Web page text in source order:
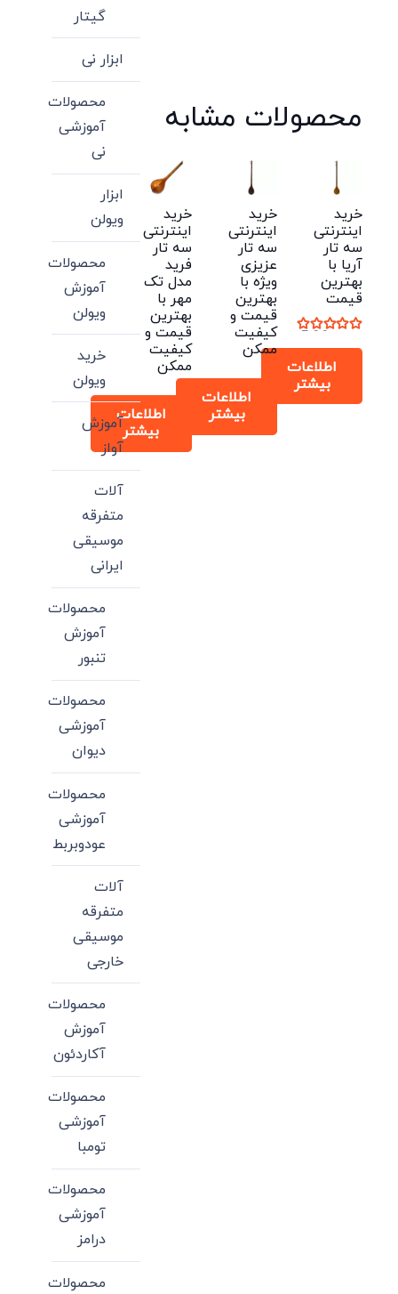
محصولات مشابه
خرید
اینترنتی
سه تار
آریا با
بهترین
قیمت
5.00
اطلاعات
بیشتر
خرید
اینترنتی
سه تار
عزیزی
ویژه با
بهترین
قیمت و
کیفیت
ممکن
اطلاعات
بیشتر
خرید
اینترنتی
سه تار
فرید
مدل تک
مهر با
بهترین
قیمت و
کیفیت
ممکن
اطلاعات
بیشتر
گیتار
ابزار نی
محصولات
آموزشی
نی
ابزار
ویولن
محصولات
آموزش
ویولن
خرید
ویولن
آموزش
آواز
آلات
متفرقه
موسیقی
ایرانی
محصولات
آموزش
تنبور
محصولات
آموزشی
دیوان
محصولات
آموزشی
عودوبربط
آلات
متفرقه
موسیقی
خارجی
محصولات
آموزش
آکاردئون
محصولات
آموزشی
تومبا
محصولات
آموزشی
درامز
محصولات